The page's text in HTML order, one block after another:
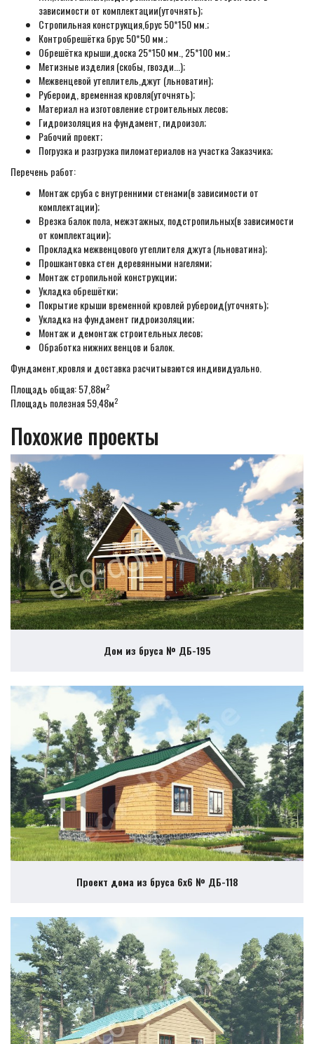
зависимости от комплектации(уточнять);
Стропильная конструкция,брус 50*150 мм.;
Контробрешётка брус 50*50 мм.;
Обрешётка крыши,доска 25*150 мм., 25*100 мм.;
Метизные изделия (скобы, гвозди...);
Межвенцевой утеплитель,джут (льноватин);
Рубероид, временная кровля(уточнять);
Материал на изготовление строительных лесов;
Гидроизоляция на фундамент, гидроизол;
Рабочий проект;
Погрузка и разгрузка пиломатериалов на участка Заказчика;
Перечень работ:
Монтаж сруба с внутренними стенами(в зависимости от
комплектации);
Врезка балок пола, межэтажных, подстропильных(в зависимости
от комплектации);
Прокладка межвенцового утеплителя джута (льноватина);
Прошкантовка стен деревянными нагелями;
Монтаж стропильной конструкции;
Укладка обрешётки;
Покрытие крыши временной кровлей рубероид(уточнять);
Укладка на фундамент гидроизоляции;
Монтаж и демонтаж строительных лесов;
Обработка нижних венцов и балок.
Фундамент,кровля и доставка расчитываются индивидуально.
Площадь общая: 57,88м2
Площадь полезная 59,48м2
Похожие проекты
Дом из бруса № ДБ-195
Проект дома из бруса 6х6 № ДБ-118